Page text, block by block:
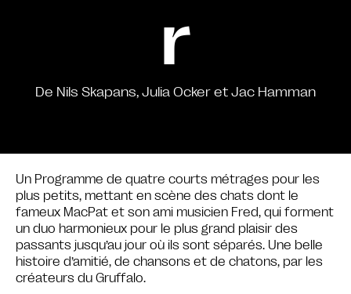
r
De Nils Skapans, Julia Ocker et Jac Hamman
Un Programme de quatre courts métrages pour les
plus petits, mettant en scène des chats dont le
fameux MacPat et son ami musicien Fred, qui forment
un duo harmonieux pour le plus grand plaisir des
passants jusqu’au jour où ils sont séparés. Une belle
histoire d’amitié, de chansons et de chatons, par les
créateurs du Gruffalo.